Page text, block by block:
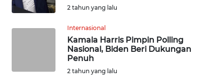
2 tahun yang lalu
Internasional
Kamala Harris Pimpin Polling
Nasional, Biden Beri Dukungan
Penuh
2 tahun yang lalu
WN